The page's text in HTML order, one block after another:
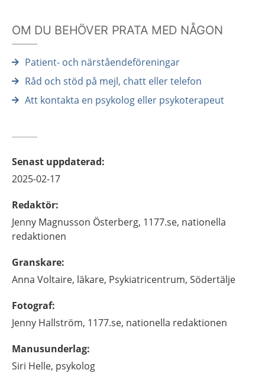
OM DU BEHÖVER PRATA MED NÅGON
Patient- och närståendeföreningar
Råd och stöd på mejl, chatt eller telefon
Att kontakta en psykolog eller psykoterapeut
Senast uppdaterad:
2025-02-17
Redaktör:
Jenny Magnusson Österberg, 1177.se, nationella
redaktionen
Granskare:
Anna Voltaire, läkare, Psykiatricentrum, Södertälje
Fotograf:
Jenny Hallström, 1177.se, nationella redaktionen
Manusunderlag:
Siri Helle, psykolog